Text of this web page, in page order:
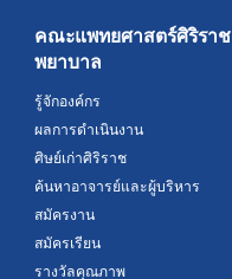
คณะแพทยศาสตร์ศิริราช
พยาบาล
รู้จักองค์กร
ผลการดำเนินงาน
ศิษย์เก่าศิริราช
ค้นหาอาจารย์และผู้บริหาร
สมัครงาน
สมัครเรียน
รางวัลคุณภาพ